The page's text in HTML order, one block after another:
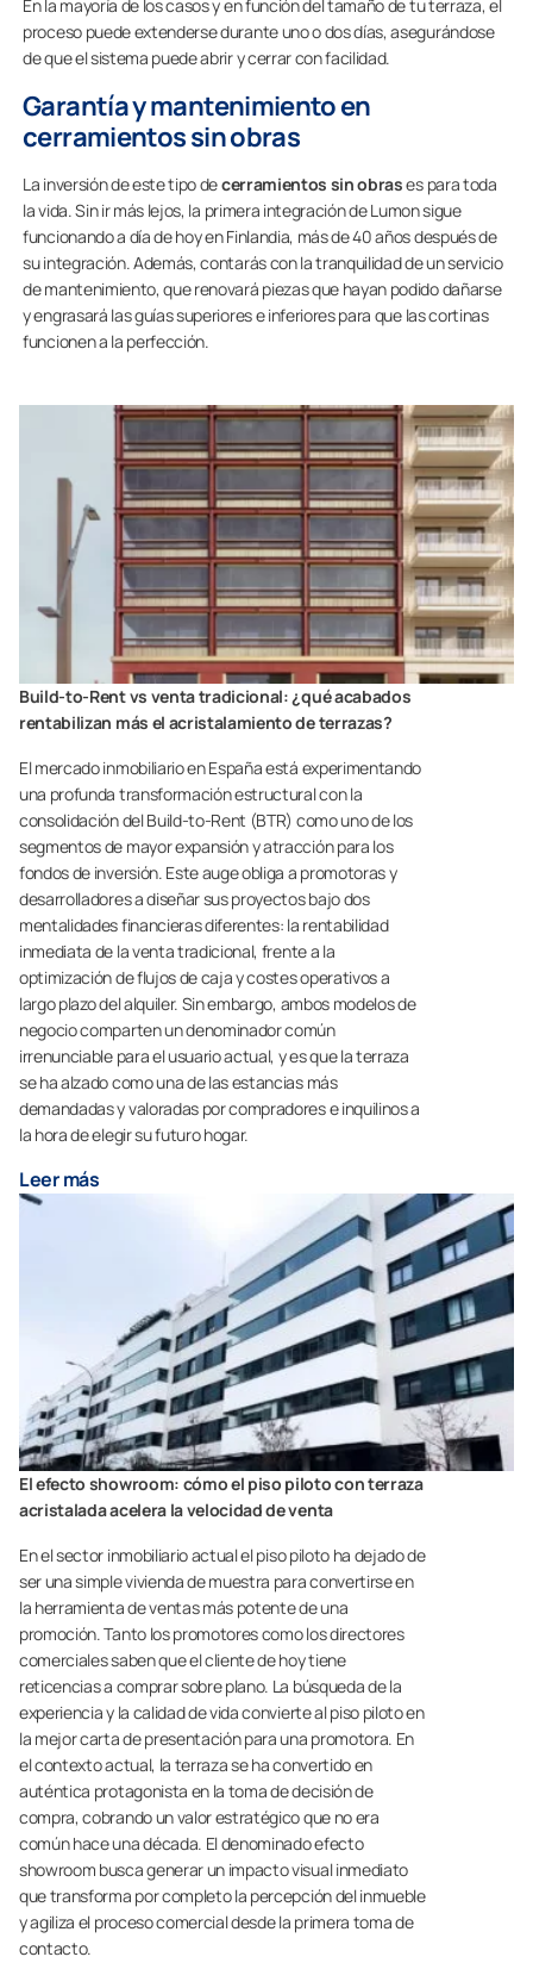
En la mayoría de los casos y en función del tamaño de tu terraza, el
proceso puede extenderse durante uno o dos días, asegurándose
de que el sistema puede abrir y cerrar con facilidad.
Garantía y mantenimiento en
cerramientos sin obras
La inversión de este tipo decerramientos sin obrases para toda
la vida. Sin ir más lejos, la primera integración de Lumon sigue
funcionando a día de hoy en Finlandia, más de 40 años después de
su integración. Además, contarás con la tranquilidad de un servicio
de mantenimiento, que renovará piezas que hayan podido dañarse
y engrasará las guías superiores e inferiores para que las cortinas
funcionen a la perfección.
Build-to-Rent vs venta tradicional: ¿qué acabados
rentabilizan más el acristalamiento de terrazas?
El mercado inmobiliario en España está experimentando
una profunda transformación estructural con la
consolidación del Build-to-Rent (BTR) como uno de los
segmentos de mayor expansión y atracción para los
fondos de inversión. Este auge obliga a promotoras y
desarrolladores a diseñar sus proyectos bajo dos
mentalidades financieras diferentes: la rentabilidad
inmediata de la venta tradicional, frente a la
optimización de flujos de caja y costes operativos a
largo plazo del alquiler. Sin embargo, ambos modelos de
negocio comparten un denominador común
irrenunciable para el usuario actual, y es que la terraza
se ha alzado como una de las estancias más
demandadas y valoradas por compradores e inquilinos a
la hora de elegir su futuro hogar.
Leer más
El efecto showroom: cómo el piso piloto con terraza
acristalada acelera la velocidad de venta
En el sector inmobiliario actual el piso piloto ha dejado de
ser una simple vivienda de muestra para convertirse en
la herramienta de ventas más potente de una
promoción. Tanto los promotores como los directores
comerciales saben que el cliente de hoy tiene
reticencias a comprar sobre plano. La búsqueda de la
experiencia y la calidad de vida convierte al piso piloto en
la mejor carta de presentación para una promotora. En
el contexto actual, la terraza se ha convertido en
auténtica protagonista en la toma de decisión de
compra, cobrando un valor estratégico que no era
común hace una década. El denominado efecto
showroom busca generar un impacto visual inmediato
que transforma por completo la percepción del inmueble
y agiliza el proceso comercial desde la primera toma de
contacto.